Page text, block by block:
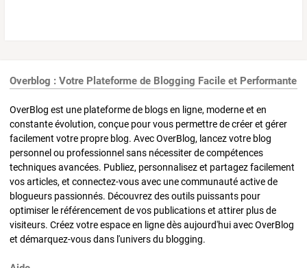
Overblog : Votre Plateforme de Blogging Facile et Performante
OverBlog est une plateforme de blogs en ligne, moderne et en
constante évolution, conçue pour vous permettre de créer et gérer
facilement votre propre blog. Avec OverBlog, lancez votre blog
personnel ou professionnel sans nécessiter de compétences
techniques avancées. Publiez, personnalisez et partagez facilement
vos articles, et connectez-vous avec une communauté active de
blogueurs passionnés. Découvrez des outils puissants pour
optimiser le référencement de vos publications et attirer plus de
visiteurs. Créez votre espace en ligne dès aujourd'hui avec OverBlog
et démarquez-vous dans l'univers du blogging.